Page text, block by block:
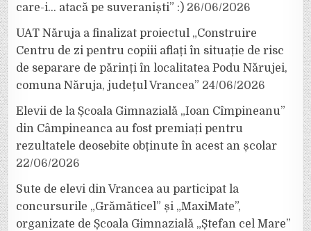
care-i… atacă pe suveraniști” :) 26/06/2026
UAT Năruja a finalizat proiectul „Construire
Centru de zi pentru copiii aflați în situație de risc
de separare de părinți în localitatea Podu Nărujei,
comuna Năruja, județul Vrancea” 24/06/2026
Elevii de la Școala Gimnazială „Ioan Cîmpineanu”
din Câmpineanca au fost premiați pentru
rezultatele deosebite obținute în acest an școlar
22/06/2026
Sute de elevi din Vrancea au participat la
concursurile „Grămăticel” și „MaxiMate”,
organizate de Școala Gimnazială „Ștefan cel Mare”